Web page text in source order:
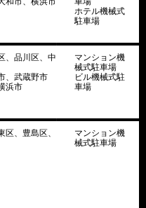
ホテル機械式
駐車場
、品川区、中
武蔵野市
浜市
マンション機
械式駐車場
ビル機械式駐
車場
、豊島区、
マンション機
械式駐車場